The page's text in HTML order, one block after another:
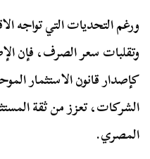
ورغم التحديات التي تواجه
وتقلبات سعر الصرف، فإن
كإصدار قانون الاستثمار
الشركات، تعزز من ثقة
المصري.